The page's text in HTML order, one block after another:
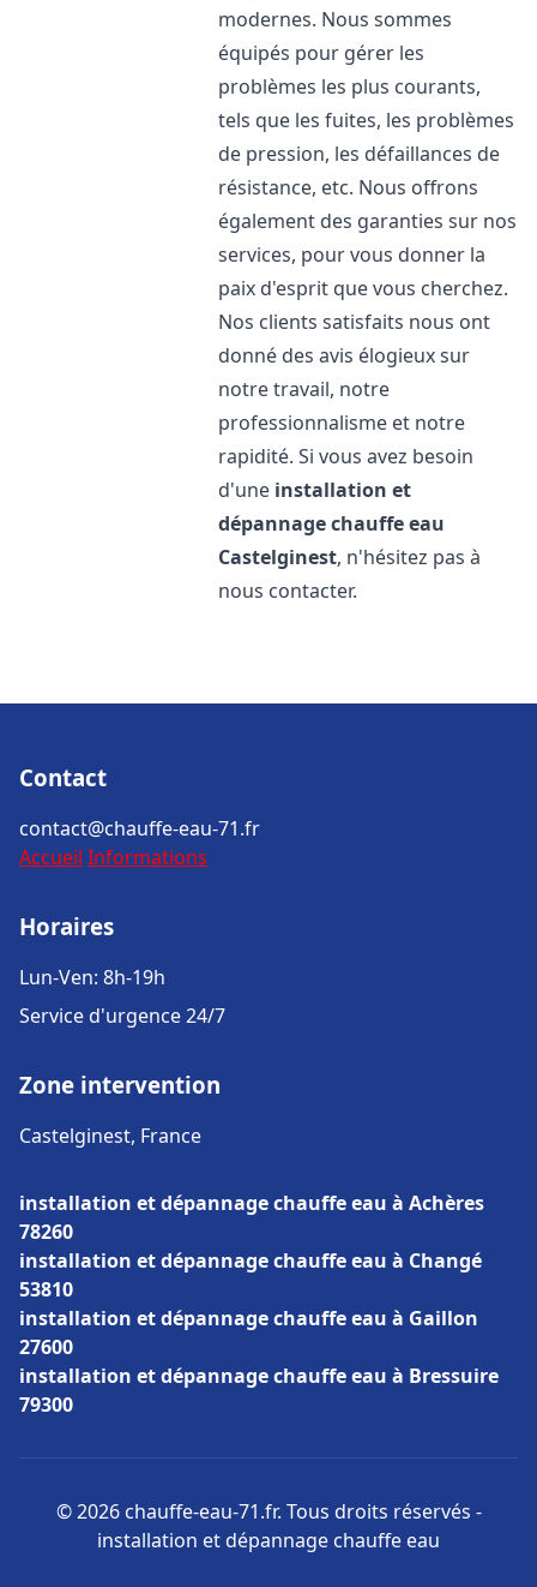
modernes. Nous sommes
équipés pour gérer les
problèmes les plus courants,
tels que les fuites, les problèmes
de pression, les défaillances de
résistance, etc. Nous offrons
également des garanties sur nos
services, pour vous donner la
paix d'esprit que vous cherchez.
Nos clients satisfaits nous ont
donné des avis élogieux sur
notre travail, notre
professionnalisme et notre
rapidité. Si vous avez besoin
d'une installation et
dépannage chauffe eau
Castelginest, n'hésitez pas à
nous contacter.
Contact
contact@chauffe-eau-71.fr
Accueil Informations
Horaires
Lun-Ven: 8h-19h
Service d'urgence 24/7
Zone intervention
Castelginest, France
installation et dépannage chauffe eau à Achères
78260
installation et dépannage chauffe eau à Changé
53810
installation et dépannage chauffe eau à Gaillon
27600
installation et dépannage chauffe eau à Bressuire
79300
© 2026 chauffe-eau-71.fr. Tous droits réservés -
installation et dépannage chauffe eau